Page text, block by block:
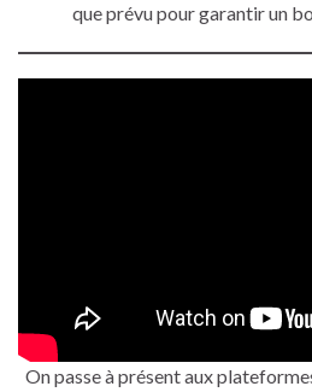
que prévu pour garantir un
On passe à présent aux